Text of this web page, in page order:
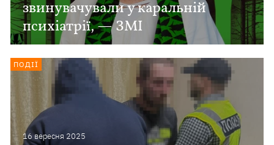
звинувачували у каральній
психіатрії, — ЗМІ
16 вересня 2025
ПОДІЇ